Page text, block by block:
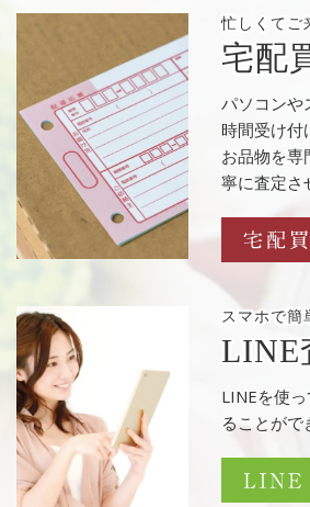
忙しくてご
宅配
パソコンや
時間受け付
お品物を専
寧に査定さ
スマホで簡
LINE
LINEを使
ることがで